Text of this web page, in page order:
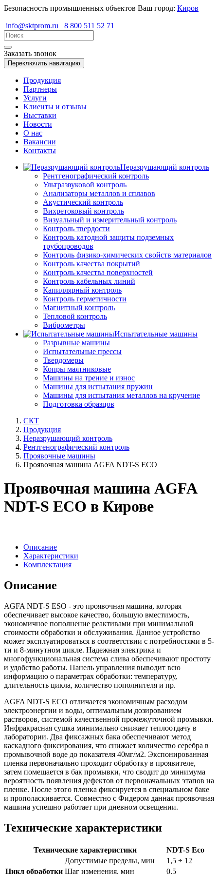
Безопасность промышленных объектов Ваш город: Киров
info@sktprom.ru 8 800 511 52 71
Заказать звонок
Переключить навигацию
Продукция
Партнеры
Услуги
Клиенты и отзывы
Выставки
Новости
О нас
Вакансии
Контакты
Неразрушающий контроль
Рентгенографический контроль
Ультразвуковой контроль
Анализаторы металлов и сплавов
Акустический контроль
Вихретоковый контроль
Визуальный и измерительный контроль
Контроль твердости
Контроль катодной защиты подземных
трубопроводов
Контроль физико-химических свойств материалов
Контроль качества покрытий
Контроль качества поверхностей
Контроль кабельных линий
Капиллярный контроль
Контроль герметичности
Магнитный контроль
Тепловой контроль
Виброметры
Испытательные машины
Разрывные машины
Испытательные прессы
Твердомеры
Копры маятниковые
Машины на трение и износ
Машины для испытания пружин
Машины для испытания металлов на кручение
Подготовка образцов
СКТ
Продукция
Неразрушающий контроль
Рентгенографический контроль
Проявочные машины
Проявочная машина AGFA NDT-S ECO
Проявочная машина AGFA
NDT-S ECO в Кирове
Описание
Характеристики
Комплектация
Описание
AGFA NDT-S ESO - это проявочная машина, которая
обеспечивает высокое качество, большую вместимость,
экономичное пополнение реактивами при минимальной
стоимости обработки и обслуживания. Данное устройство
может эксплуатироваться в соответствии с потребностями в 5-
ти и 8-минутном цикле. Надежная электрика и
многофункциональная система слива обеспечивают простоту
и удобство работы. Панель управления выводит всю
информацию о параметрах обработки: температуру,
длительность цикла, количество пополнителя и пр.
AGFA NDT-S ECO отличается экономичным расходом
электроэнергии и воды, оптимальным дозированием
растворов, системой качественной промежуточной промывки.
Инфракрасная сушка минимально снижает теплоотдачу в
лаборатории. Два фиксажных бака обеспечивают метод
каскадного фиксирования, что снижает количество серебра в
промывочной воде до показателя 40мг/м2. Экспонированная
пленка первоначально проходит обработку в проявителе,
затем помещается в бак промывки, что сводит до минимума
вероятность появления дефектов от первоначальных этапов на
пленке. После этого пленка фиксируется в специальном баке
и прополаскивается. Совместно с Фидером данная проявочная
машина успешно работает при дневном освещении.
Технические характеристики
Технические характеристики NDT-S Eco
Цикл обработки
Допустимые пределы, мин
1,5 ÷ 12
Шаг изменения, мин
0,5